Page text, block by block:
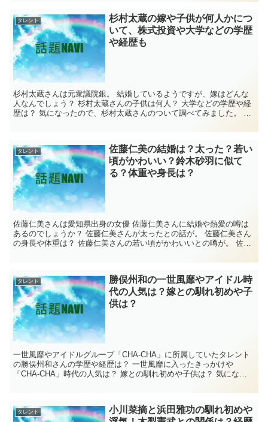
タレント
杉村太蔵の嫁や子供が何人かにつ
いて、株式投資や大学などの学歴
や経歴も
杉村太蔵さんは元衆議院銀。 結婚しているようですが、嫁はどんな
人なんでしょう？ 杉村太蔵さんの子供は何人？ 大学などの学歴や経
歴は？ 気になったので、杉村太蔵さんのついて調べてみました。 杉
タレント
佐藤仁美の結婚は？太った？若い
頃がかわいい？鈴木砂羽に似て
る？体重や身長は？
佐藤仁美さんは愛知県出身の女優 佐藤仁美さんに結婚や熱愛の噂は
あるのでしょうか？ 佐藤仁美さんが太ったとの話が。 佐藤仁美さん
の身長や体重は？ 佐藤仁美さんの若い頃がかわいいとの噂が。 佐藤
タレント
勝俣州和の一世風靡やアイドル時
代の人気は？嫁との馴れ初めや子
供は？
一世風靡やアイドルグループ「CHA-CHA」に所属していたタレント
の勝俣州和さんの学歴や経歴は？ 一世風靡に入ったきっかけや
「CHA-CHA」時代の人気は？ 嫁との馴れ初めや子供は？ 気になっ
タレント
小川菜摘と浜田雅功の馴れ初めや